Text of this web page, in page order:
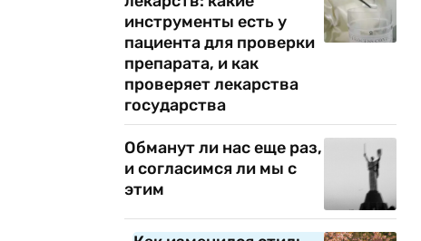
инструменты есть у
пациента для проверки
препарата, и как
проверяет лекарства
государства
Обманут ли нас еще раз,
и согласимся ли мы с
этим